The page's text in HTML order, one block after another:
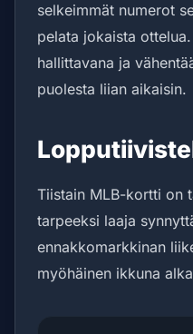
selkeimmät numerot
pelata jokaista
hallittavana ja
puolesta liian aikaisin.
Tiistain MLB-kortti on
tarpeeksi laaja
ennakkomarkkinan
myöhäinen ikkuna